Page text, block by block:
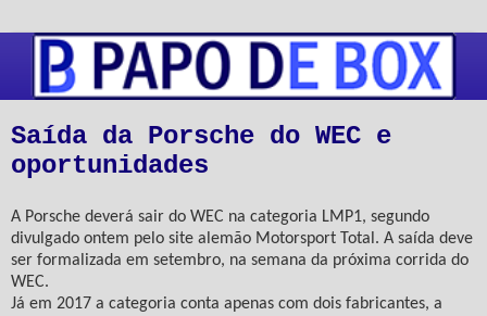
Saída da Porsche do WEC e
oportunidades
A Porsche deverá sair do WEC na categoria LMP1, segundo
divulgado ontem pelo site alemão Motorsport Total. A saída deve
ser formalizada em setembro, na semana da próxima corrida do
WEC.
Já em 2017 a categoria conta apenas com dois fabricantes, a